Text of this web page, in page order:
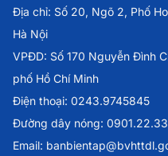
Địa chỉ: Số 20, Ngõ 2, Phố
Hà Nội
VPĐD: Số 170 Nguyễn Đình
phố Hồ Chí Minh
Điện thoại: 0243.9745845
Đường dây nóng:
Email: